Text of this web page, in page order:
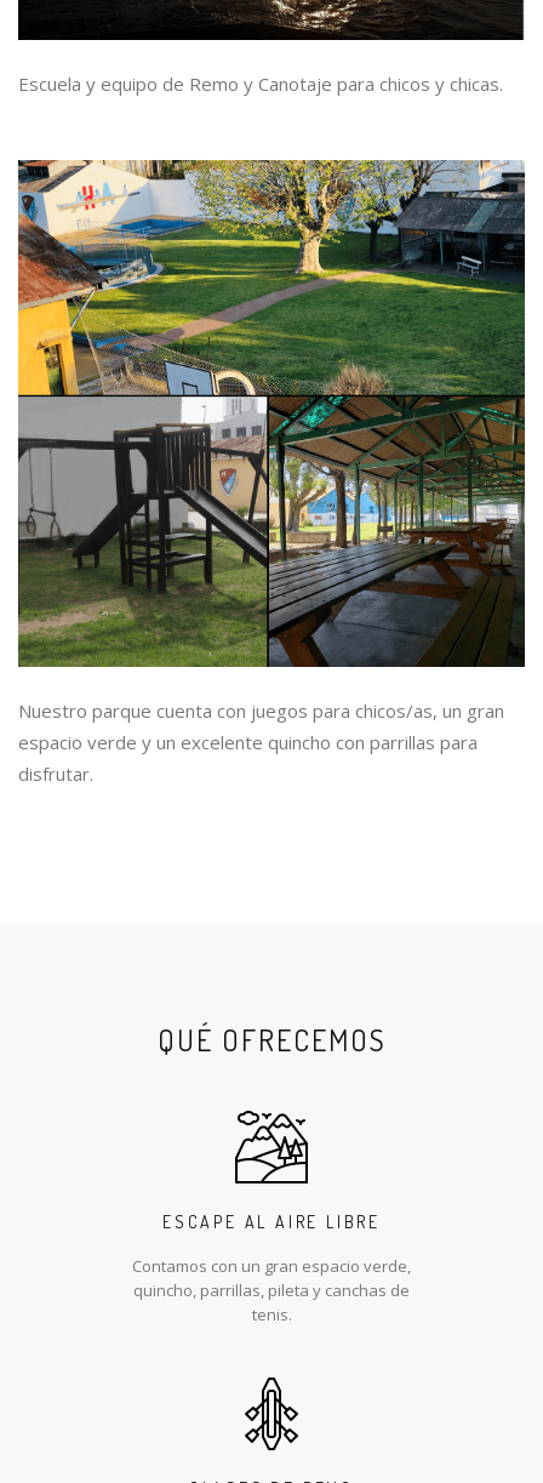
Escuela y equipo de Remo y Canotaje para chicos y chicas.
Nuestro parque cuenta con juegos para chicos/as, un gran
espacio verde y un excelente quincho con parrillas para
disfrutar.
QUÉ OFRECEMOS
ESCAPE AL AIRE LIBRE
Contamos con un gran espacio verde,
quincho, parrillas, pileta y canchas de
tenis.